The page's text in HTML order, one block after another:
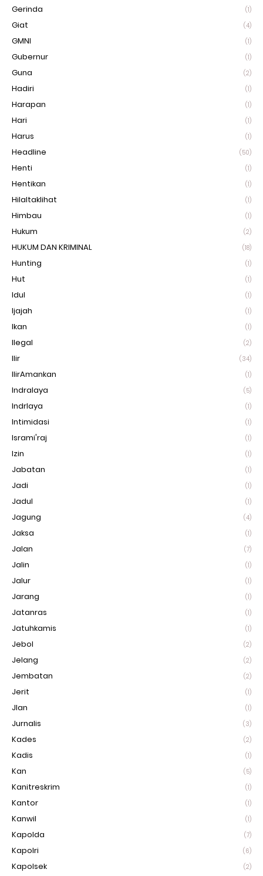
Gerinda (1)
Giat (4)
GMNI (1)
Gubernur (1)
Guna (2)
Hadiri (1)
Harapan (1)
Hari (1)
Harus (1)
Headline (50)
Henti (1)
Hentikan (1)
Hilaltaklihat (1)
Himbau (1)
Hukum (2)
HUKUM DAN KRIMINAL (18)
Hunting (1)
Hut (1)
Idul (1)
Ijajah (1)
Ikan (1)
Ilegal (2)
Ilir (34)
IlirAmankan (1)
Indralaya (5)
Indrlaya (1)
Intimidasi (1)
Isrami'raj (1)
Izin (1)
Jabatan (1)
Jadi (1)
Jadul (1)
Jagung (4)
Jaksa (1)
Jalan (7)
Jalin (1)
Jalur (1)
Jarang (1)
Jatanras (1)
Jatuhkamis (1)
Jebol (2)
Jelang (2)
Jembatan (2)
Jerit (1)
Jlan (1)
Jurnalis (3)
Kades (2)
Kadis (1)
Kan (5)
Kanitreskrim (1)
Kantor (1)
Kanwil (1)
Kapolda (7)
Kapolri (6)
Kapolsek (2)